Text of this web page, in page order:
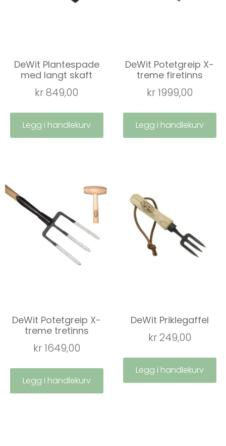
DeWit Plantespade
med langt skaft
kr849,00
Legg i handlekurv
DeWit Potetgreip X-
treme firetinns
kr1999,00
Legg i handlekurv
DeWit Potetgreip X-
treme tretinns
kr1649,00
Legg i handlekurv
DeWit Priklegaffel
kr249,00
Legg i handlekurv